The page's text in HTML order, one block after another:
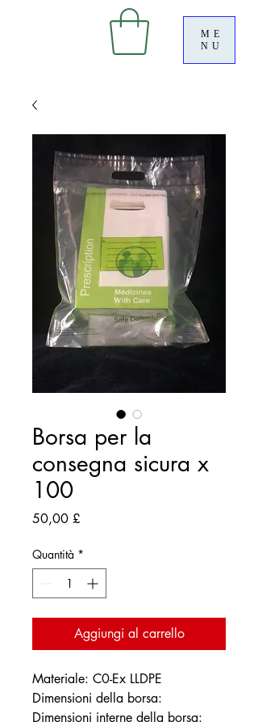
ME
NU
Borsa per la
consegna sicura x
100
50,00 £
Quantità *
Aggiungi al carrello
Materiale: C0-Ex LLDPE
Dimensioni della borsa:
Dimensioni interne della borsa: